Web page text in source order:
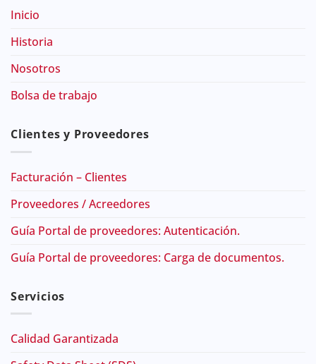
Inicio
Historia
Nosotros
Bolsa de trabajo
Clientes y Proveedores
Facturación – Clientes
Proveedores / Acreedores
Guía Portal de proveedores: Autenticación.
Guía Portal de proveedores: Carga de documentos.
Servicios
Calidad Garantizada